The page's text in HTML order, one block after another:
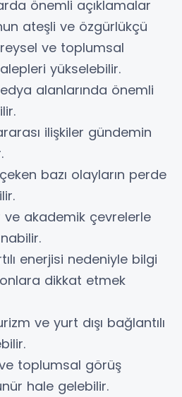
önemli açıklamalar
ateşli ve özgürlükçü
ve toplumsal
yükselebilir.
alanlarında önemli
ilişkiler gündemin
bazı olayların perde
akademik çevrelerle
enerjisi nedeniyle bilgi
dikkat etmek
ve yurt dışı bağlantılı
toplumsal görüş
hale gelebilir.